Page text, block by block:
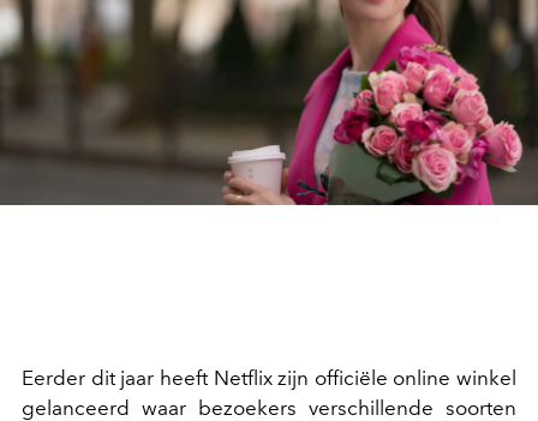
Eerder dit jaar heeft Netflix zijn officiële online winkel
gelanceerd waar bezoekers verschillende soorten